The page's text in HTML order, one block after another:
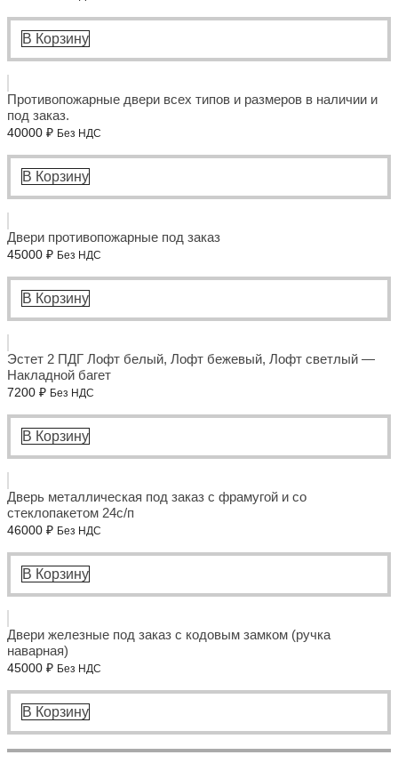
В Корзину
Противопожарные двери всех типов и размеров в наличии и
под заказ.
40000 ₽ Без НДС
В Корзину
Двери противопожарные под заказ
45000 ₽ Без НДС
В Корзину
Эстет 2 ПДГ Лофт белый, Лофт бежевый, Лофт светлый —
Накладной багет
7200 ₽ Без НДС
В Корзину
Дверь металлическая под заказ с фрамугой и со
стеклопакетом 24с/п
46000 ₽ Без НДС
В Корзину
Двери железные под заказ с кодовым замком (ручка
наварная)
45000 ₽ Без НДС
В Корзину